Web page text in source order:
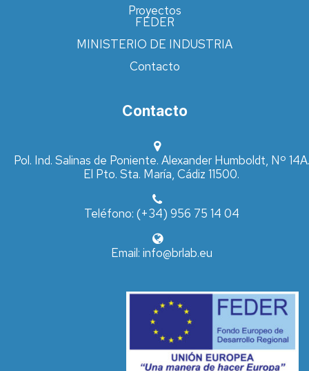
Proyectos
FEDER
MINISTERIO DE INDUSTRIA
Contacto
Contacto
Pol. Ind. Salinas de Poniente. Alexander Humboldt, Nº 14A.
El Pto. Sta. María, Cádiz 11500.
Teléfono: (+34) 956 75 14 04
Email: info@brlab.eu